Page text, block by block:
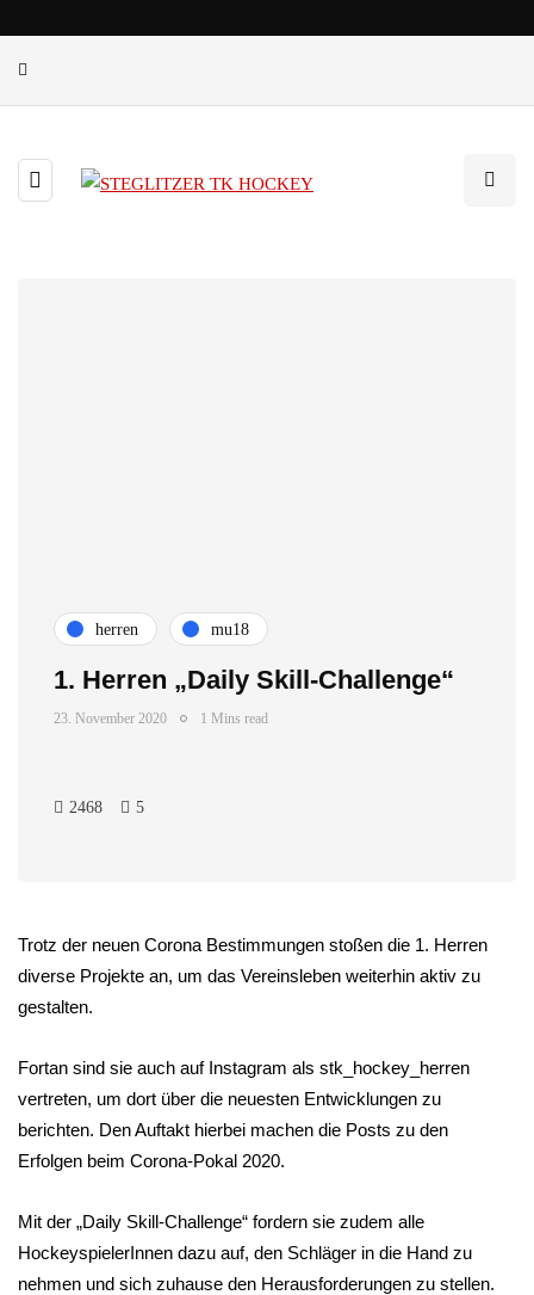
herren mu18
1. Herren „Daily Skill-Challenge“
23. November 2020 1 Mins read
2468 5
Trotz der neuen Corona Bestimmungen stoßen die 1. Herren
diverse Projekte an, um das Vereinsleben weiterhin aktiv zu
gestalten.
Fortan sind sie auch auf Instagram als stk_hockey_herren
vertreten, um dort über die neuesten Entwicklungen zu
berichten. Den Auftakt hierbei machen die Posts zu den
Erfolgen beim Corona-Pokal 2020.
Mit der „Daily Skill-Challenge“ fordern sie zudem alle
HockeyspielerInnen dazu auf, den Schläger in die Hand zu
nehmen und sich zuhause den Herausforderungen zu stellen.